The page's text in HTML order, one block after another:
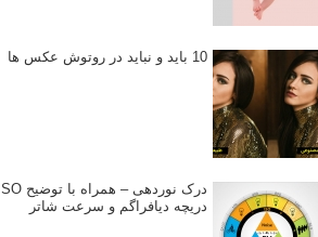
10 باید و نباید در روتوش عکس ها
دریچه دیافراگم و سرعت شاتر